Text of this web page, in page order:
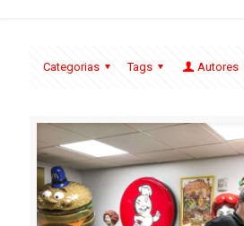
Categorias Tags Autores